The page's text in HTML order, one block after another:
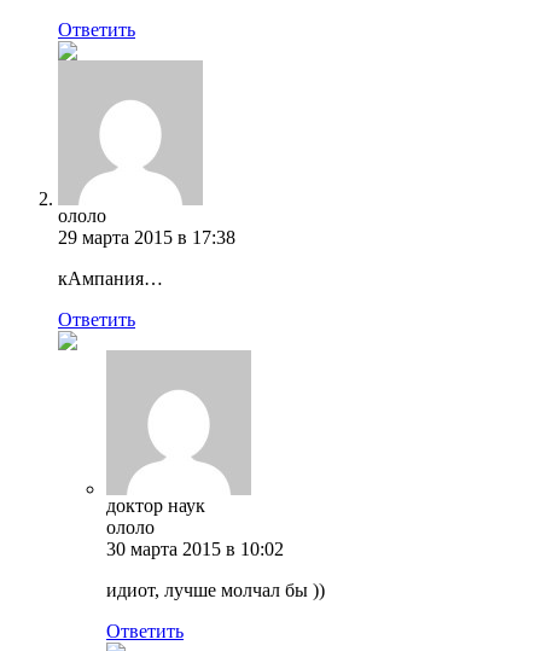
Ответить
ололо
29 марта 2015 в 17:38
кАмпания…
Ответить
доктор наук
ололо
30 марта 2015 в 10:02
идиот, лучше молчал бы ))
Ответить